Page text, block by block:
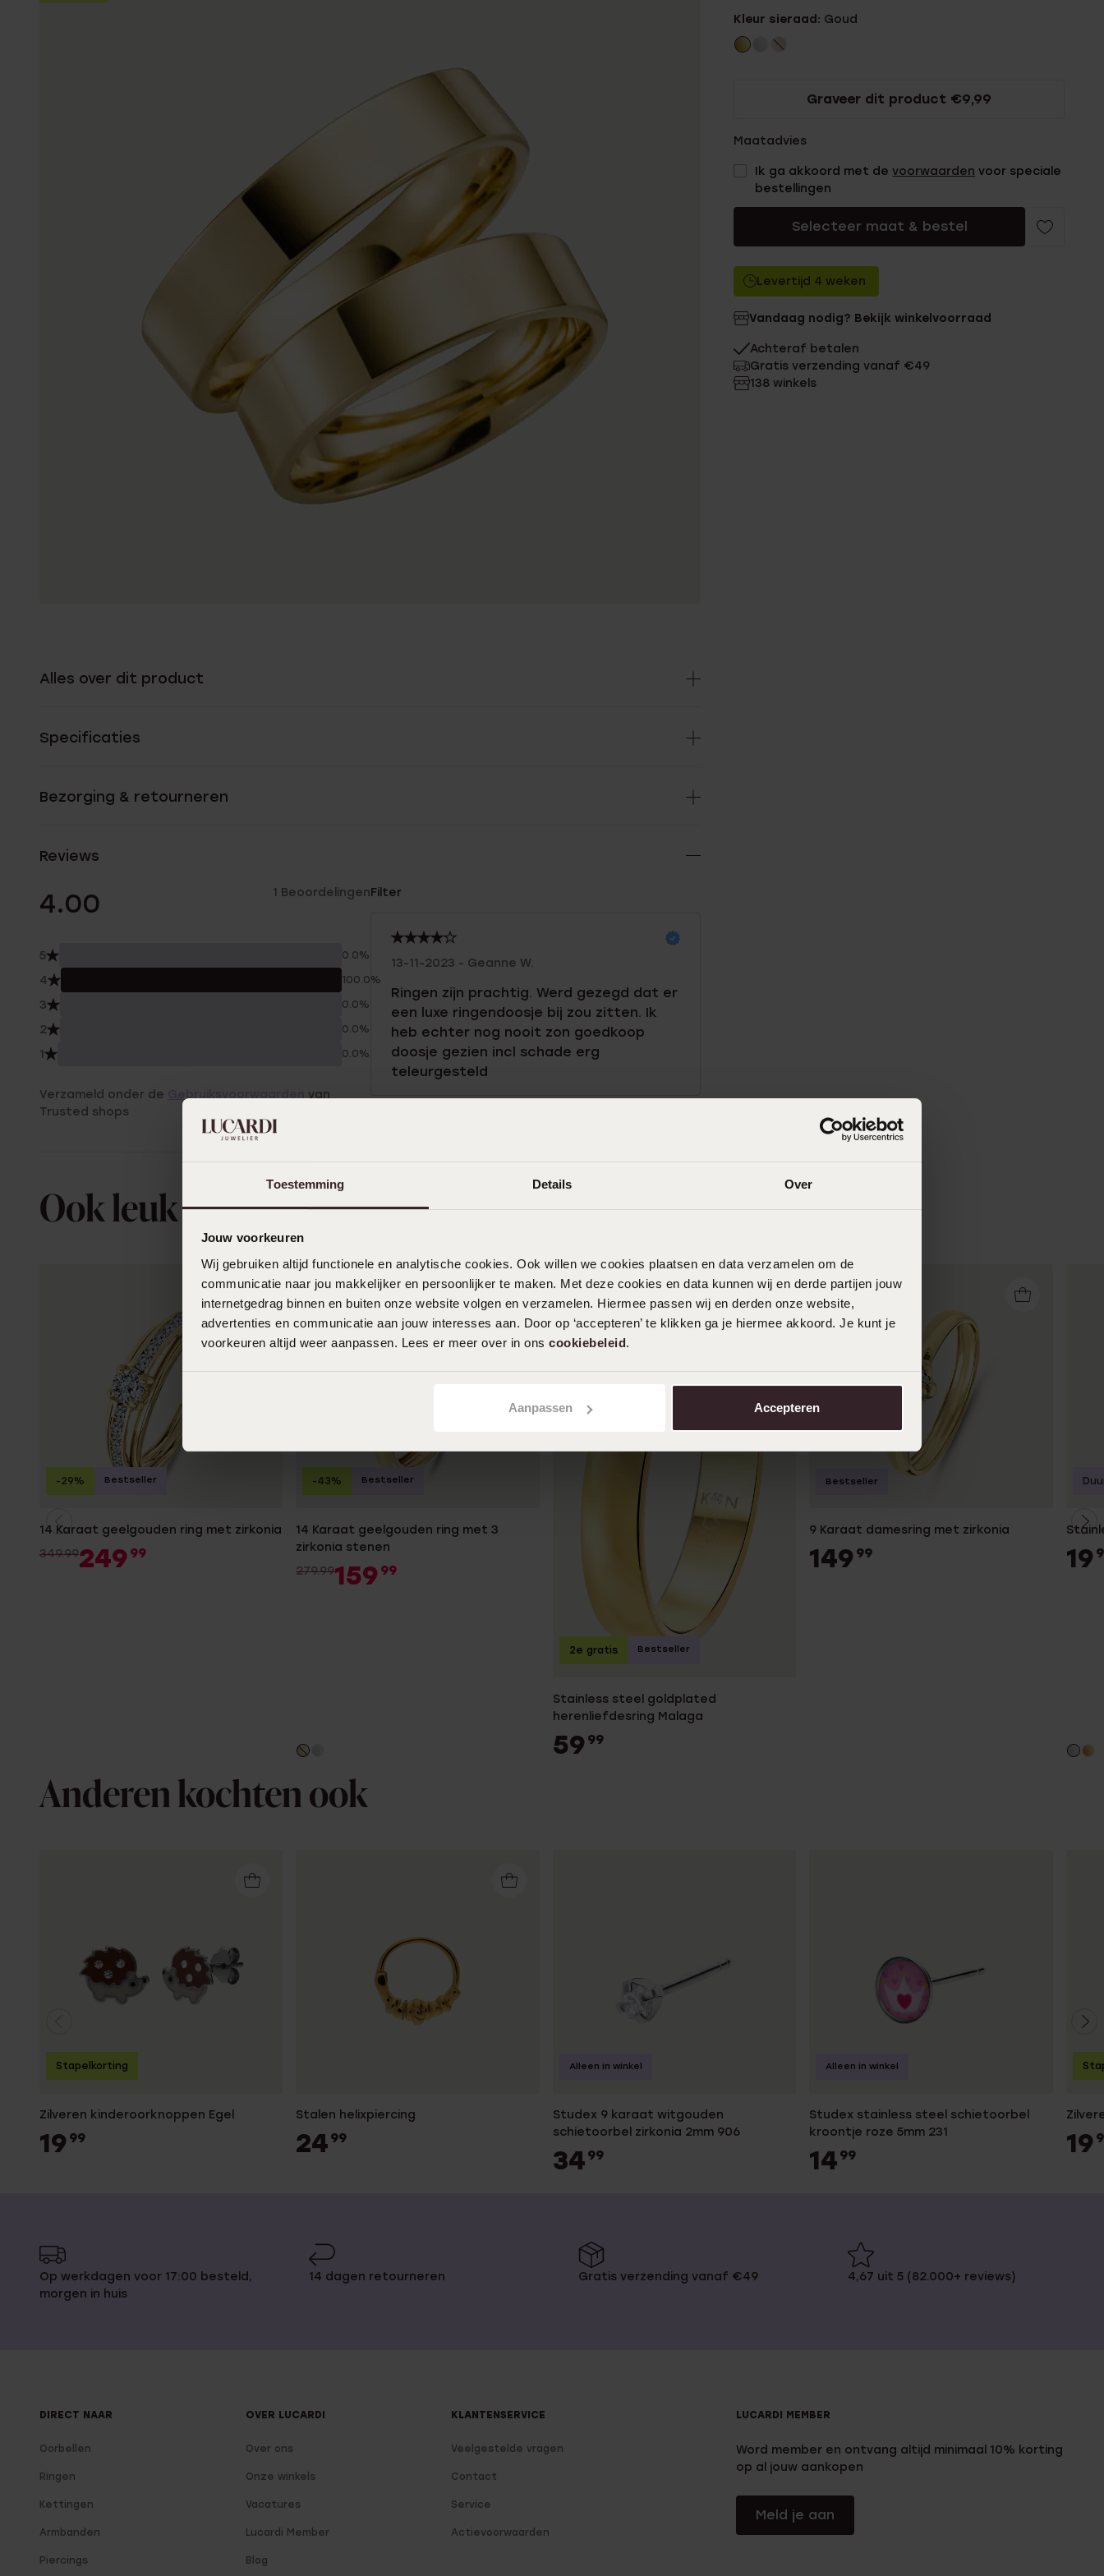
Toestemming Details Over
Jouw voorkeuren
Wij gebruiken altijd functionele en analytische cookies. Ook willen we cookies plaatsen en data verzamelen om de
communicatie naar jou makkelijker en persoonlijker te maken. Met deze cookies en data kunnen wij en derde partijen jouw
internetgedrag binnen en buiten onze website volgen en verzamelen. Hiermee passen wij en derden onze website,
advertenties en communicatie aan jouw interesses aan. Door op ‘accepteren’ te klikken ga je hiermee akkoord. Je kunt je
voorkeuren altijd weer aanpassen. Lees er meer over in ons cookiebeleid.
Aanpassen Accepteren
Kleur sieraad: Goud
Graveer dit product €9,99
Maatadvies
Ik ga akkoord met devoorwaarden voor speciale
bestellingen
Selecteer maat & bestel
Levertijd 4 weken
Vandaag nodig? Bekijk winkelvoorraad
Achteraf betalen
Gratis verzending vanaf €49
138 winkels
Alles over dit product
Specificaties
Bezorging & retourneren
Reviews
4.00 1 Beoordelingen
5 0.0%
4 100.0%
3 0.0%
2 0.0%
1 0.0%
Verzameld onder de
van
Trusted shops
Filter
13-11-2023 - Geanne W.
Ringen zijn prachtig. Werd gezegd dat er
een luxe ringendoosje bij zou zitten. Ik
heb echter nog nooit zon goedkoop
doosje gezien incl schade erg
teleurgesteld
Ook leuk voor jou
14 Karaat geelgouden ring met zirkonia
349.99249 99
-29% Bestseller
14 Karaat geelgouden ring met 3
zirkonia stenen
279.99159 99
-43% Bestseller
Stainless steel goldplated
herenliefdesring Malaga
59 99
2e gratis Bestseller
9 Karaat damesring met zirkonia
149 99
Bestseller
19
Anderen kochten ook
Zilveren kinderoorknoppen Egel
19 99
Stapelkorting
Stalen helixpiercing
24 99
Studex 9 karaat witgouden
schietoorbel zirkonia 2mm 906
34 99
Alleen in winkel
Studex stainless steel schietoorbel
kroontje roze 5mm 231
14 99
Alleen in winkel
19
Op werkdagen voor 17:00 besteld,
morgen in huis
14 dagen retourneren Gratis verzending vanaf €49 4,67 uit 5 (82.000+ reviews)
DIRECT NAAR
Oorbellen
Ringen
Kettingen
Armbanden
Piercings
OVER LUCARDI
Over ons
Onze winkels
Vacatures
Lucardi Member
Blog
KLANTENSERVICE
Veelgestelde vragen
Contact
Service
Actievoorwaarden
LUCARDI MEMBER
Word member en ontvang altijd minimaal 10% korting
op al jouw aankopen
Meld je aan